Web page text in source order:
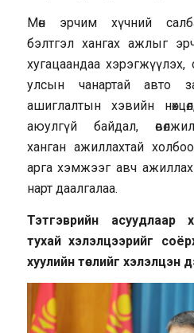
Мөн эрчим хүчний
бэлтгэл хангах ажлыг
хугацаандаа
улсын чанартай авто
ашиглалтын хэвийн нөхцөл,
аюулгүй байдал,
ханган ажиллахтай
арга хэмжээг авч
нарт даалгалаа.
Тэтгэврийн асуудлаар
тухай хэлэлцээрийг
хуулийн төслийг хэлэлцэн